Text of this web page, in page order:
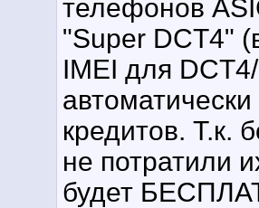
телефонов
"Super DCT4"
IMEI для
кредитов. Т.к.
не потратили
будет